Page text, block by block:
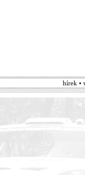
hírek •